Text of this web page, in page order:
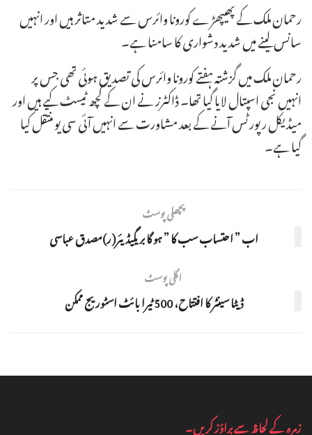
رحمان ملک کے پھیپھڑے کورونا وائرس سے شدید متاثر ہیں اور انہیں
سانس لینے میں شدید دشواری کا سامنا ہے۔
رحمان ملک میں گزشتہ ہفتے کورونا وائرس کی تصدیق ہوئی تھی جس پر
انہیں نجی اسپتال لایا گیا تھا۔ ڈاکٹرز نے ان کے کچھ ٹیسٹ کیے ہیں اور
میڈیکل رپورٹس آنے کے بعد مشاورت سے انہیں آئی سی یو منتقل کیا
گیا ہے۔
پچھلی پوسٹ
اب ” احتساب سب کا ” ہو گا بریگیڈیئر(ر)مصدق عباسی
اگلی پوسٹ
ڈیٹا سینٹر کا افتتاح، 500 ٹیرا بائٹ اسٹوریج ممکن
زمرہ کے لحاظ سے براؤز کریں۔